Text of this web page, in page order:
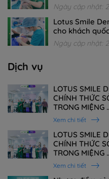
Ngày cập nhật:
Lotus Smile
cho khách
Ngày cập nhật:
Dịch vụ
LOTUS SMILE
CHÍNH THỨC
TRONG MIỆNG
Xem chi tiết
LOTUS SMILE
CHÍNH THỨC
TRONG MIỆNG
Xem chi tiết